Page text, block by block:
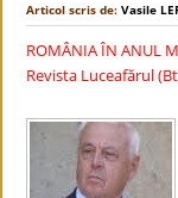
Articol scris de:Vasile
ROMÂNIA ÎN ANUL
Revista Luceafărul